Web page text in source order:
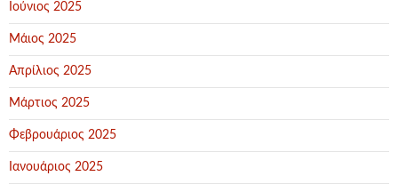
Ιούνιος 2025
Μάιος 2025
Απρίλιος 2025
Μάρτιος 2025
Φεβρουάριος 2025
Ιανουάριος 2025